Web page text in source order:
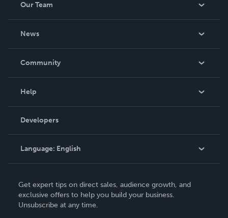
Our Team
News
In The News
Community
Podcast
Help
Order Lookup
Knowledge Base
Contact Support
Developers
Language: English
Deutsch
Français
Get expert tips on direct sales, audience growth, and
exclusive offers to help you build your business.
Unsubscribe at any time.